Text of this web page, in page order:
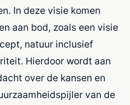
In deze visie komen
aan bod, zoals een visie
natuur inclusief
Hierdoor wordt aan
over de kansen en
van de